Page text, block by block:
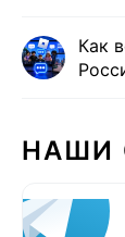
Как
НАШИ